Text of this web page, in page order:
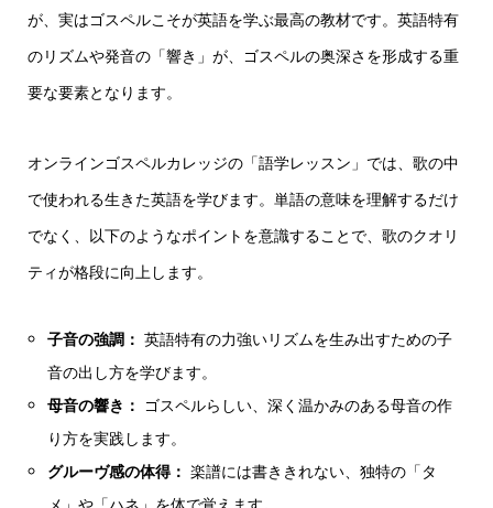
が、実はゴスペルこそが英語を学ぶ最高の教材です。英語特有
のリズムや発音の「響き」が、ゴスペルの奥深さを形成する重
要な要素となります。
オンラインゴスペルカレッジの「語学レッスン」では、歌の中
で使われる生きた英語を学びます。単語の意味を理解するだけ
でなく、以下のようなポイントを意識することで、歌のクオリ
ティが格段に向上します。
子音の強調： 英語特有の力強いリズムを生み出すための子
音の出し方を学びます。
母音の響き： ゴスペルらしい、深く温かみのある母音の作
り方を実践します。
グルーヴ感の体得： 楽譜には書ききれない、独特の「タ